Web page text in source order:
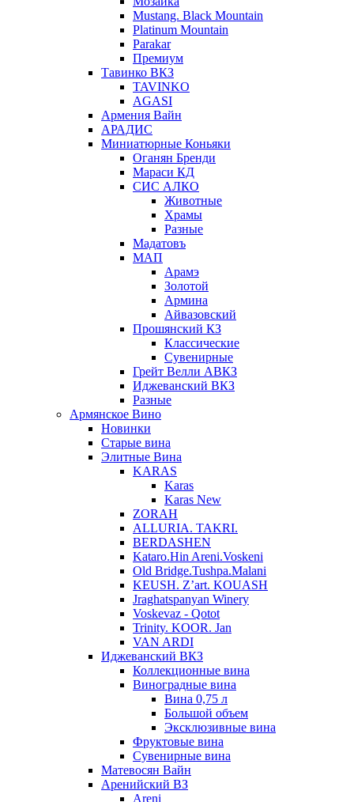
Mustang. Black Mountain
Platinum Mountain
Parakar
Премиум
Тавинко ВКЗ
TAVINKO
AGASI
Армения Вайн
АРАДИС
Миниатюрные Коньяки
Оганян Бренди
Мараси КД
СИС АЛКО
Животные
Храмы
Разные
Мадатовъ
МАП
Арамэ
Золотой
Армина
Айвазовский
Прошянский КЗ
Классические
Сувенирные
Грейт Велли АВКЗ
Иджеванский ВКЗ
Разные
Армянское Вино
Новинки
Старые вина
Элитные Вина
KARAS
Karas
Karas New
ZORAH
ALLURIA. TAKRI.
BERDASHEN
Kataro.Hin Areni.Voskeni
Old Bridge.Tushpa.Malani
KEUSH. Z’art. KOUASH
Jraghatspanyan Winery
Voskevaz - Qotot
Trinity. KOOR. Jan
VAN ARDI
Иджеванский ВКЗ
Коллекционные вина
Виноградные вина
Вина 0,75 л
Большой объем
Эксклюзивные вина
Фруктовые вина
Cувенирные вина
Матевосян Вайн
Аренийский ВЗ
Areni